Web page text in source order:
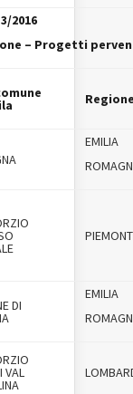
2016
– Progetti
EMILIA
DI
EMILIA
VAL